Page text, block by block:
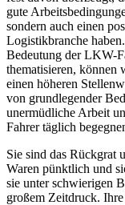
gute
sondern auch einen
Logistikbranche
Bedeutung der LKW-
thematisieren, können
einen höheren
von grundlegender
unermüdliche Arbeit
Fahrer täglich
Sie sind das Rückgrat
Waren pünktlich und
sie unter schwierigen
großem Zeitdruck.